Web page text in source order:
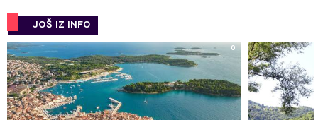
JOŠ IZ INFO
0